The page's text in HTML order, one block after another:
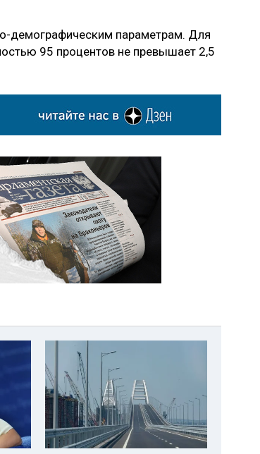
демографическим параметрам. Для
95 процентов не превышает 2,5